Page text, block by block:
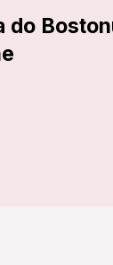
do